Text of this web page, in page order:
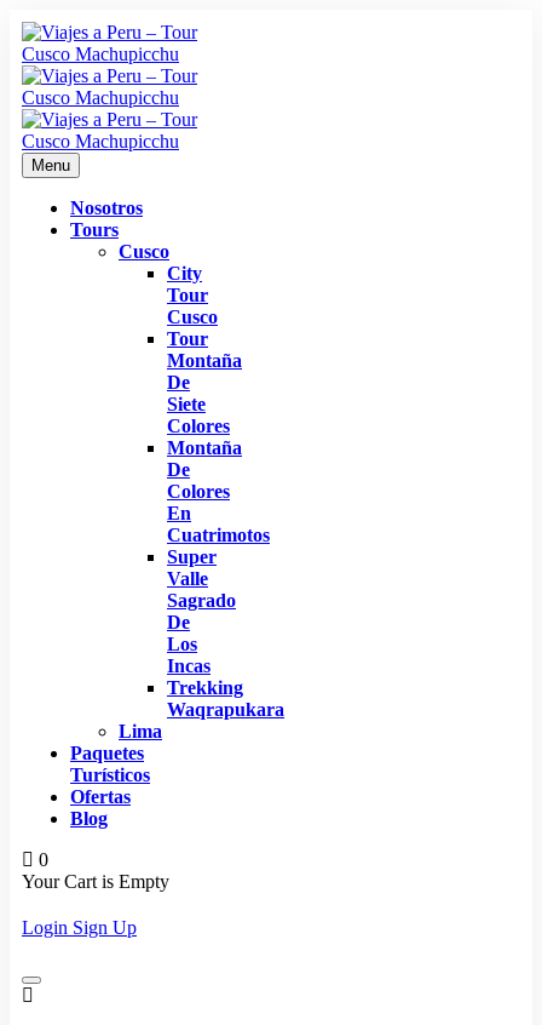
Menu
Nosotros
Tours
Cusco
City
Tour
Cusco
Tour
Montaña
De
Siete
Colores
Montaña
De
Colores
En
Cuatrimotos
Super
Valle
Sagrado
De
Los
Incas
Trekking
Waqrapukara
Lima
Paquetes
Turísticos
Ofertas
Blog
0
Your Cart is Empty
Login Sign Up